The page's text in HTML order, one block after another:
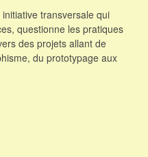
transversale qui
questionne les pratiques
des projets allant de
du prototypage aux